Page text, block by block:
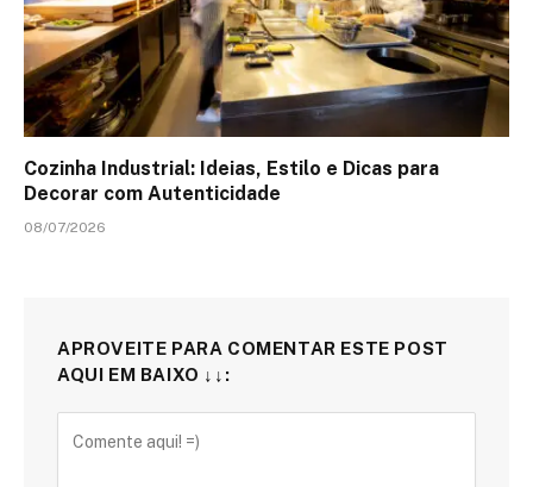
Cozinha Industrial: Ideias, Estilo e Dicas para
Decorar com Autenticidade
08/07/2026
APROVEITE PARA COMENTAR ESTE POST
AQUI EM BAIXO ↓↓: